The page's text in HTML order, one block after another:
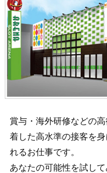
賞与・海外研修などの
着した高水準の接客を
れるお仕事です。
あなたの可能性を試し